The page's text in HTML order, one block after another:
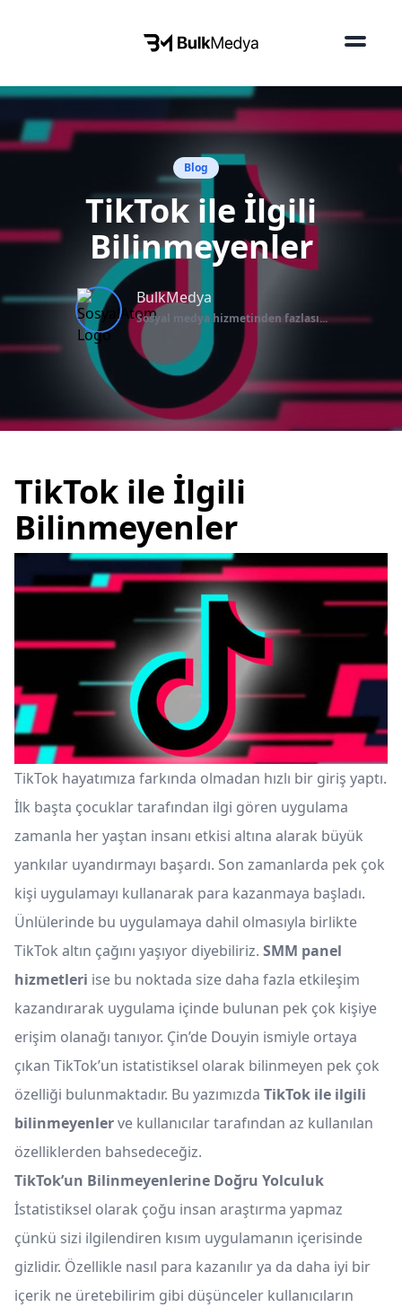
Blog
TikTok ile İlgili
Bilinmeyenler
BulkMedya
Sosyal medya hizmetinden fazlası...
TikTok ile İlgili
Bilinmeyenler
TikTok hayatımıza farkında olmadan hızlı bir giriş yaptı.
İlk başta çocuklar tarafından ilgi gören uygulama
zamanla her yaştan insanı etkisi altına alarak büyük
yankılar uyandırmayı başardı. Son zamanlarda pek çok
kişi uygulamayı kullanarak para kazanmaya başladı.
Ünlülerinde bu uygulamaya dahil olmasıyla birlikte
TikTok altın çağını yaşıyor diyebiliriz. SMM panel
hizmetleri ise bu noktada size daha fazla etkileşim
kazandırarak uygulama içinde bulunan pek çok kişiye
erişim olanağı tanıyor. Çin’de Douyin ismiyle ortaya
çıkan TikTok’un istatistiksel olarak bilinmeyen pek çok
özelliği bulunmaktadır. Bu yazımızda TikTok ile ilgili
bilinmeyenlerve kullanıcılar tarafından az kullanılan
özelliklerden bahsedeceğiz.
TikTok’un Bilinmeyenlerine Doğru Yolculuk
İstatistiksel olarak çoğu insan araştırma yapmaz
çünkü sizi ilgilendiren kısım uygulamanın içerisinde
gizlidir. Özellikle nasıl para kazanılır ya da daha iyi bir
içerik ne üretebilirim gibi düşünceler kullanıcıların